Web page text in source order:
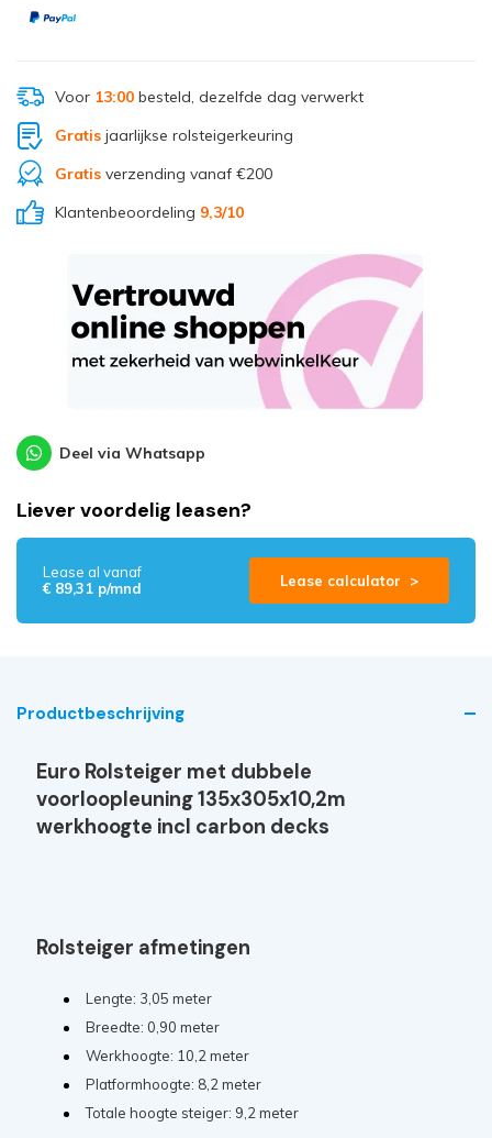
Voor 13:00besteld, dezelfde dag verwerkt
Gratisjaarlijkse rolsteigerkeuring
Gratisverzending vanaf €200
Klantenbeoordeling 9,3/10
Deel via Whatsapp
Liever voordelig leasen?
Lease al vanaf
€ 89,31 p/mnd
Lease calculator >
Productbeschrijving
Euro Rolsteiger met dubbele
voorloopleuning 135x305x10,2m
werkhoogte incl carbon decks
Rolsteiger afmetingen
Lengte: 3,05 meter
Breedte: 0,90 meter
Werkhoogte: 10,2 meter
Platformhoogte: 8,2 meter
Totale hoogte steiger: 9,2 meter